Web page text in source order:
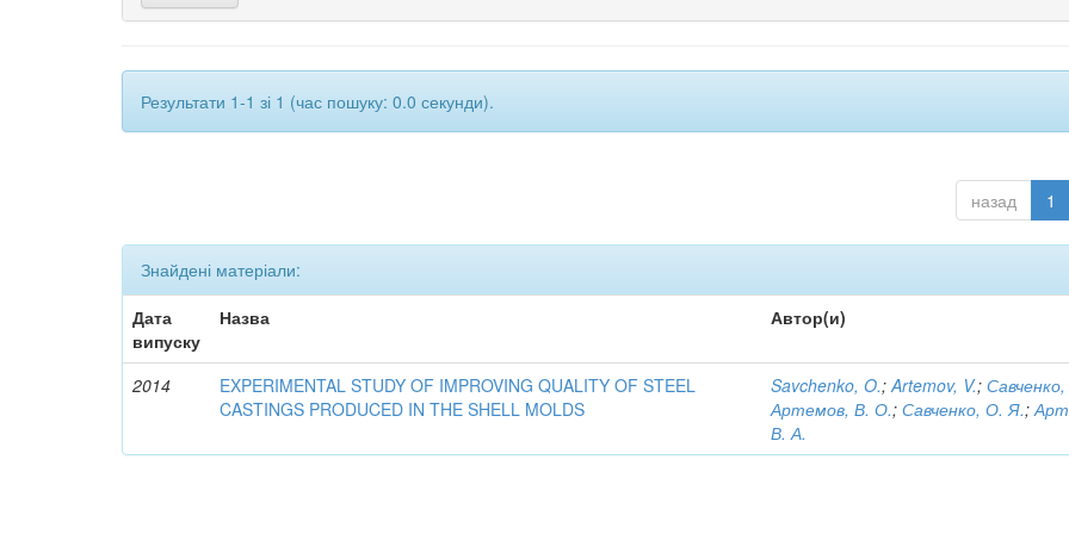
Результати 1-1 зі 1 (час пошуку: 0.0 секунди).
назад 1
Знайдені матеріали:
Дата
випуску
Назва Автор(и)
2014
EXPERIMENTAL STUDY OF IMPROVING QUALITY OF STEEL
CASTINGS PRODUCED IN THE SHELL MOLDS
Savchenko, O.;Artemov, V.;
Артемов, В. О.;Савченко, О. Я.;
В. А.